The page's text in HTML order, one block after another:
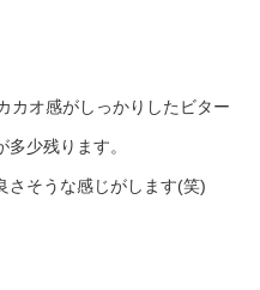
カオ感がしっかりしたビター
少残ります。
さそうな感じがします(笑)